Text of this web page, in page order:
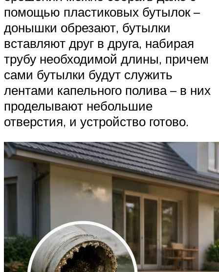
помощью пластиковых бутылок –
донышки обрезают, бутылки
вставляют друг в друга, набирая
трубу необходимой длины, причем
сами бутылки будут служить
лентами капельного полива – в них
проделывают небольшие
отверстия, и устройство готово.